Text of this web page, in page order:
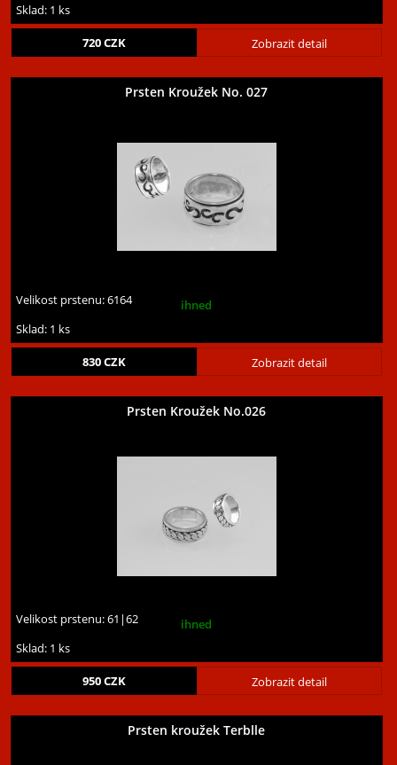
Sklad: 1 ks
Zobrazit detail
720CZK
Prsten Kroužek No. 027
Velikost prstenu:6164
ihned
Sklad: 1 ks
Zobrazit detail
830CZK
Prsten Kroužek No.026
Velikost prstenu:61|62
ihned
Sklad: 1 ks
Zobrazit detail
950CZK
Prsten kroužek Terblle